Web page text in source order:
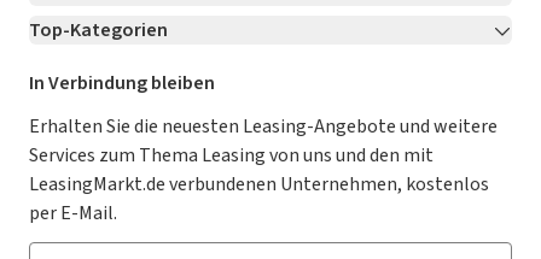
Karriere Jetzt bewerben!
Für Händler
Kooperation mit AutoScout24
AGB
Datenschutz
Kontakt
Ratgeber
Magazin
Datenschutz-Einstellungen
So funktioniert’s
Häufig gestellte Fragen
Top-Kategorien
Leasing Deals
Gebrauchtwagen Leasing
Leasing ohne Anzahlung
E-Auto Leasing
Privatleasing
In Verbindung bleiben
Erhalten Sie die neuesten Leasing-Angebote und weitere
Services zum Thema Leasing von uns und den mit
LeasingMarkt.de verbundenen Unternehmen, kostenlos
per E-Mail.